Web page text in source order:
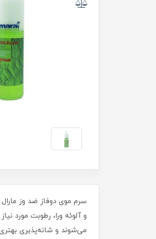
و آلوئه ورا، رطوبت مورد
می‌شوند و شانه‌پذیری